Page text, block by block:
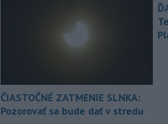
ČIASTOČNÉ ZATMENIE SLNKA:
Pozorovať sa bude dať v stredu